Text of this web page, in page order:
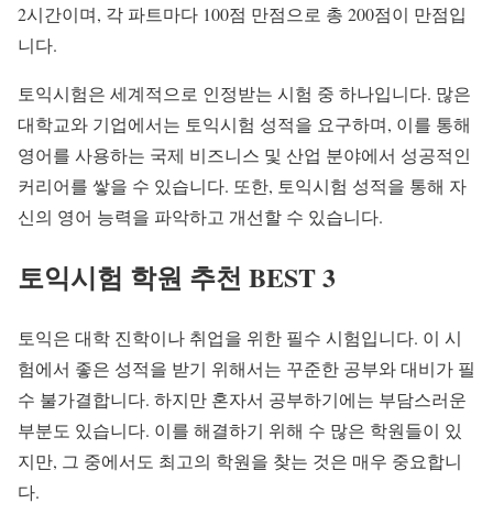
2시간이며, 각 파트마다 100점 만점으로 총 200점이 만점입
니다.
토익시험은 세계적으로 인정받는 시험 중 하나입니다. 많은
대학교와 기업에서는 토익시험 성적을 요구하며, 이를 통해
영어를 사용하는 국제 비즈니스 및 산업 분야에서 성공적인
커리어를 쌓을 수 있습니다. 또한, 토익시험 성적을 통해 자
신의 영어 능력을 파악하고 개선할 수 있습니다.
토익시험 학원 추천 BEST 3
토익은 대학 진학이나 취업을 위한 필수 시험입니다. 이 시
험에서 좋은 성적을 받기 위해서는 꾸준한 공부와 대비가 필
수 불가결합니다. 하지만 혼자서 공부하기에는 부담스러운
부분도 있습니다. 이를 해결하기 위해 수 많은 학원들이 있
지만, 그 중에서도 최고의 학원을 찾는 것은 매우 중요합니
다.